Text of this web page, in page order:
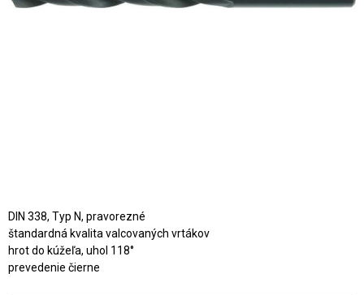
DIN 338, Typ N, pravorezné
štandardná kvalita valcovaných vrtákov
hrot do kúžeľa, uhol 118°
prevedenie čierne